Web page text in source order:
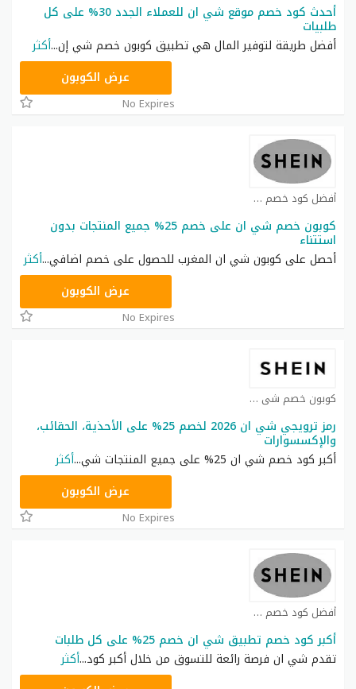
أحدث كود خصم موقع شي ان للعملاء الجدد 30% على كل
طلبيات
أفضل طريقة لتوفير المال هي تطبيق كوبون خصم شي إن...أكثر
عرض الكوبون
No Expires
أفضل كود خصم شي ان كوبون
كوبون خصم شي ان على خصم 25% جميع المنتجات بدون
استتناء
أحصل على كوبون شي ان المغرب للحصول على خصم اضافي...أكثر
عرض الكوبون
No Expires
كوبون خصم شي ان كوبون
رمز ترويجي شي ان 2026 لخصم 25% على الأحذية، الحقائب،
والإكسسوارات
أكبر كود خصم شي ان 25% على جميع المنتجات شي
...أكثر
عرض الكوبون
No Expires
أفضل كود خصم شي ان كوبون
أكبر كود خصم تطبيق شي ان خصم 25% على كل طلبات
تقدم شي ان فرصة رائعة للتسوق من خلال أكبر كود...أكثر